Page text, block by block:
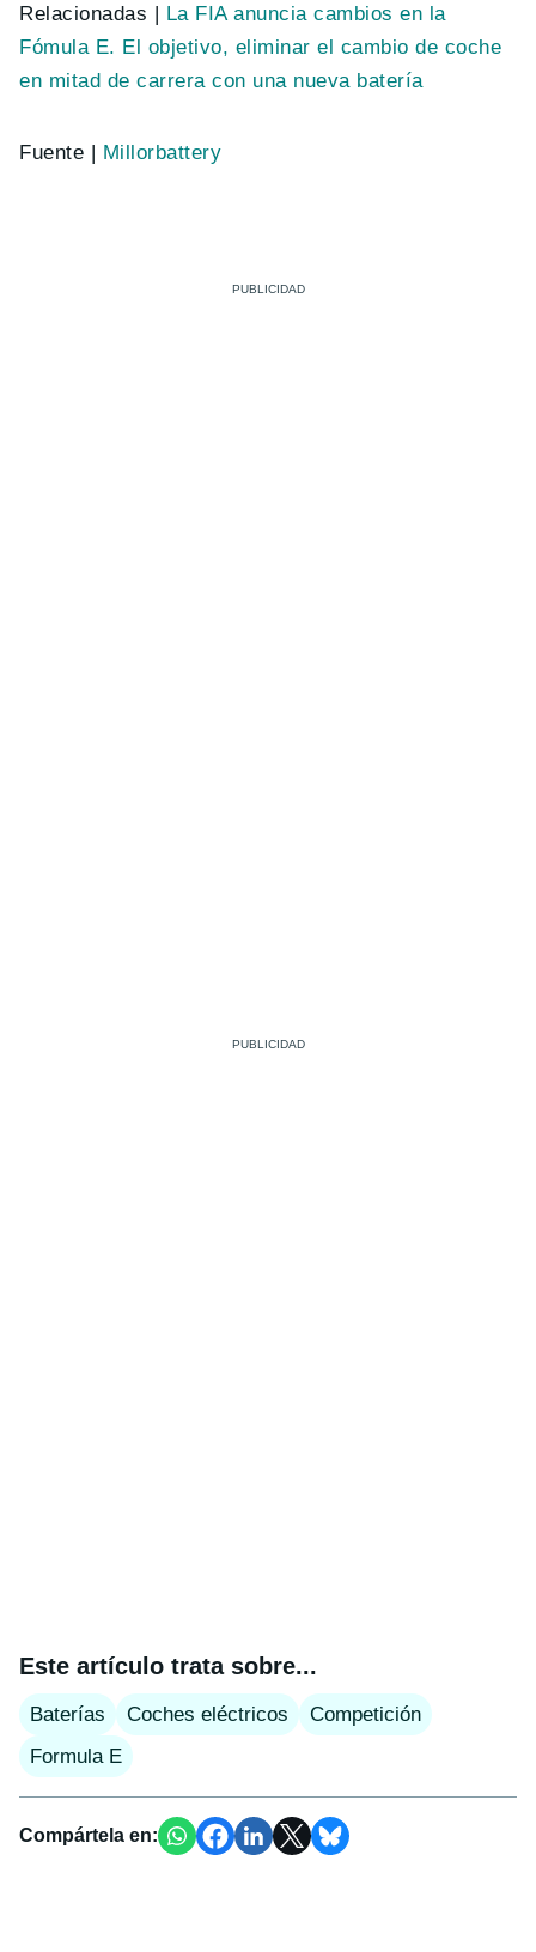
Relacionadas | La FIA anuncia cambios en la
Fómula E. El objetivo, eliminar el cambio de coche
en mitad de carrera con una nueva batería
Fuente | Millorbattery
Este artículo trata sobre...
Baterías Coches eléctricos
Competición
Formula E
Compártela en: